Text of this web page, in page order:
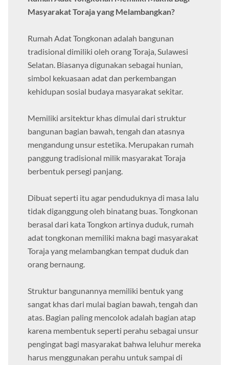
Masyarakat Toraja yang Melambangkan?
Rumah Adat Tongkonan adalah bangunan
tradisional dimiliki oleh orang Toraja, Sulawesi
Selatan. Biasanya digunakan sebagai hunian,
simbol kekuasaan adat dan perkembangan
kehidupan sosial budaya masyarakat sekitar.
Memiliki arsitektur khas dimulai dari struktur
bangunan bagian bawah, tengah dan atasnya
mengandung unsur estetika. Merupakan rumah
panggung tradisional milik masyarakat Toraja
berbentuk persegi panjang.
Dibuat seperti itu agar penduduknya di masa lalu
tidak diganggung oleh binatang buas. Tongkonan
berasal dari kata Tongkon artinya duduk, rumah
adat tongkonan memiliki makna bagi masyarakat
Toraja yang melambangkan tempat duduk dan
orang bernaung.
Struktur bangunannya memiliki bentuk yang
sangat khas dari mulai bagian bawah, tengah dan
atas. Bagian paling mencolok adalah bagian atap
karena membentuk seperti perahu sebagai unsur
pengingat bagi masyarakat bahwa leluhur mereka
harus menggunakan perahu untuk sampai di